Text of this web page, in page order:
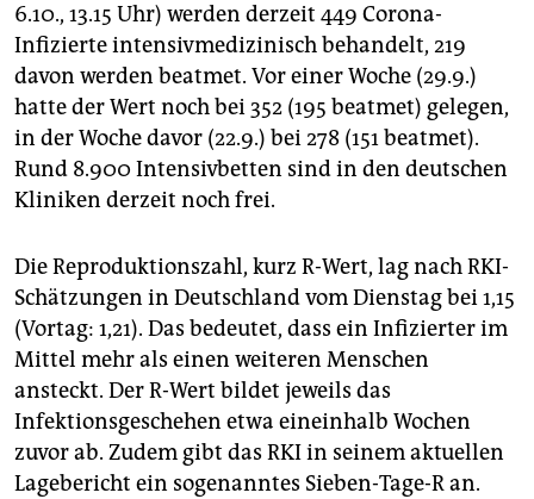
6.10., 13.15 Uhr) werden derzeit 449 Corona-
Infizierte intensivmedizinisch behandelt, 219
davon werden beatmet. Vor einer Woche (29.9.)
hatte der Wert noch bei 352 (195 beatmet) gelegen,
in der Woche davor (22.9.) bei 278 (151 beatmet).
Rund 8.900 Intensivbetten sind in den deutschen
Kliniken derzeit noch frei.
Die Reproduktionszahl, kurz R-Wert, lag nach RKI-
Schätzungen in Deutschland vom Dienstag bei 1,15
(Vortag: 1,21). Das bedeutet, dass ein Infizierter im
Mittel mehr als einen weiteren Menschen
ansteckt. Der R-Wert bildet jeweils das
Infektionsgeschehen etwa eineinhalb Wochen
zuvor ab. Zudem gibt das RKI in seinem aktuellen
Lagebericht ein sogenanntes Sieben-Tage-R an.